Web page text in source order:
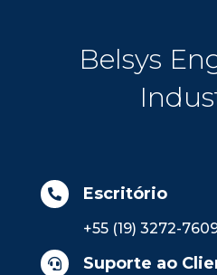
Belsys
 Escritório
+55 (19) 3272-
 Suporte ao